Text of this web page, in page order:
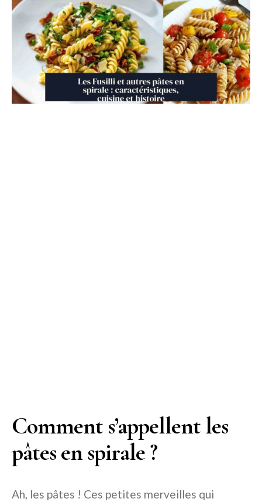
Comment s’appellent les
pâtes en spirale ?
Ah, les pâtes ! Ces petites merveilles qui